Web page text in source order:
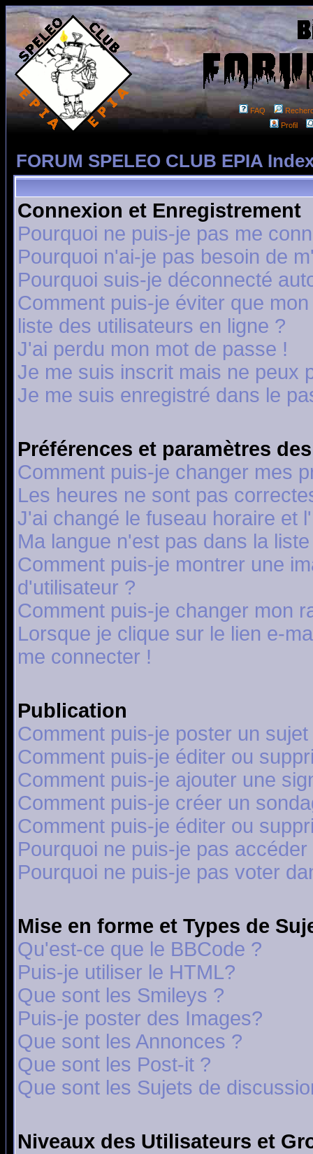
FAQ
Profil
FORUM SPELEO CLUB EPIA
Connexion et Enregistrement
Pourquoi ne puis-je pas me
Pourquoi n'ai-je pas besoin de
Pourquoi suis-je déconnecté
Comment puis-je éviter que
liste des utilisateurs en ligne ?
J'ai perdu mon mot de passe !
Je me suis inscrit mais ne peux
Je me suis enregistré dans le
Préférences et paramètres
Comment puis-je changer mes
Les heures ne sont pas
J'ai changé le fuseau horaire et
Ma langue n'est pas dans la
Comment puis-je montrer une
d'utilisateur ?
Comment puis-je changer mon
Lorsque je clique sur le lien e-
me connecter !
Publication
Comment puis-je poster un
Comment puis-je éditer ou
Comment puis-je ajouter une
Comment puis-je créer un
Comment puis-je éditer ou
Pourquoi ne puis-je pas
Pourquoi ne puis-je pas voter
Mise en forme et Types de
Qu'est-ce que le BBCode ?
Puis-je utiliser le HTML?
Que sont les Smileys ?
Puis-je poster des Images?
Que sont les Annonces ?
Que sont les Post-it ?
Que sont les Sujets de
Niveaux des Utilisateurs et